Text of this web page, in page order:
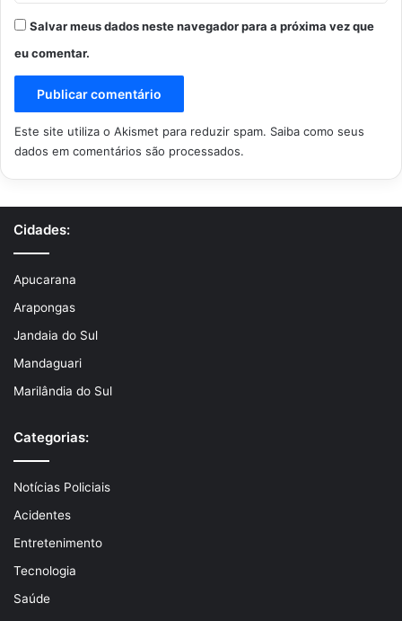
Salvar meus dados neste navegador para a próxima vez que
eu comentar.
Este site utiliza o Akismet para reduzir spam. Saiba como seus
dados em comentários são processados.
Cidades:
Apucarana
Arapongas
Jandaia do Sul
Mandaguari
Marilândia do Sul
Categorias:
Notícias Policiais
Acidentes
Entretenimento
Tecnologia
Saúde